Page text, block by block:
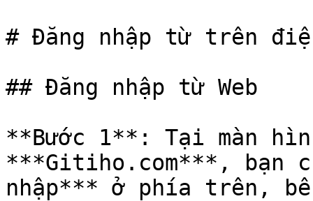
# Đăng nhập từ trên
## Đăng nhập từ Web
**Bước 1**: Tại màn
***Gitiho.com***, bạn
nhập*** ở phía trên,